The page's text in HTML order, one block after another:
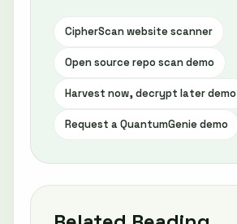
CipherScan website scanner
Open source repo scan demo
Harvest now, decrypt later demo
Request a QuantumGenie demo